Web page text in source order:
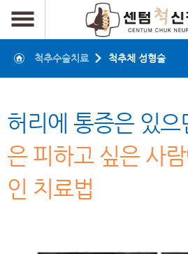
척추수술치료 척추체 성형술
허리에 통증은 있으
은 피하고 싶은 사
인 치료법